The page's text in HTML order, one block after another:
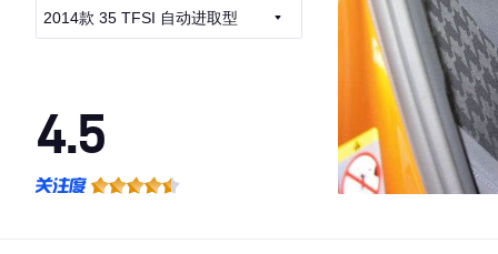
2014款 35 TFSI 自动进取型
4.5